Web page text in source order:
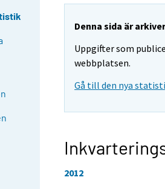
Denna sida är
Uppgifter som
webbplatsen.
Gå till den nya
2012